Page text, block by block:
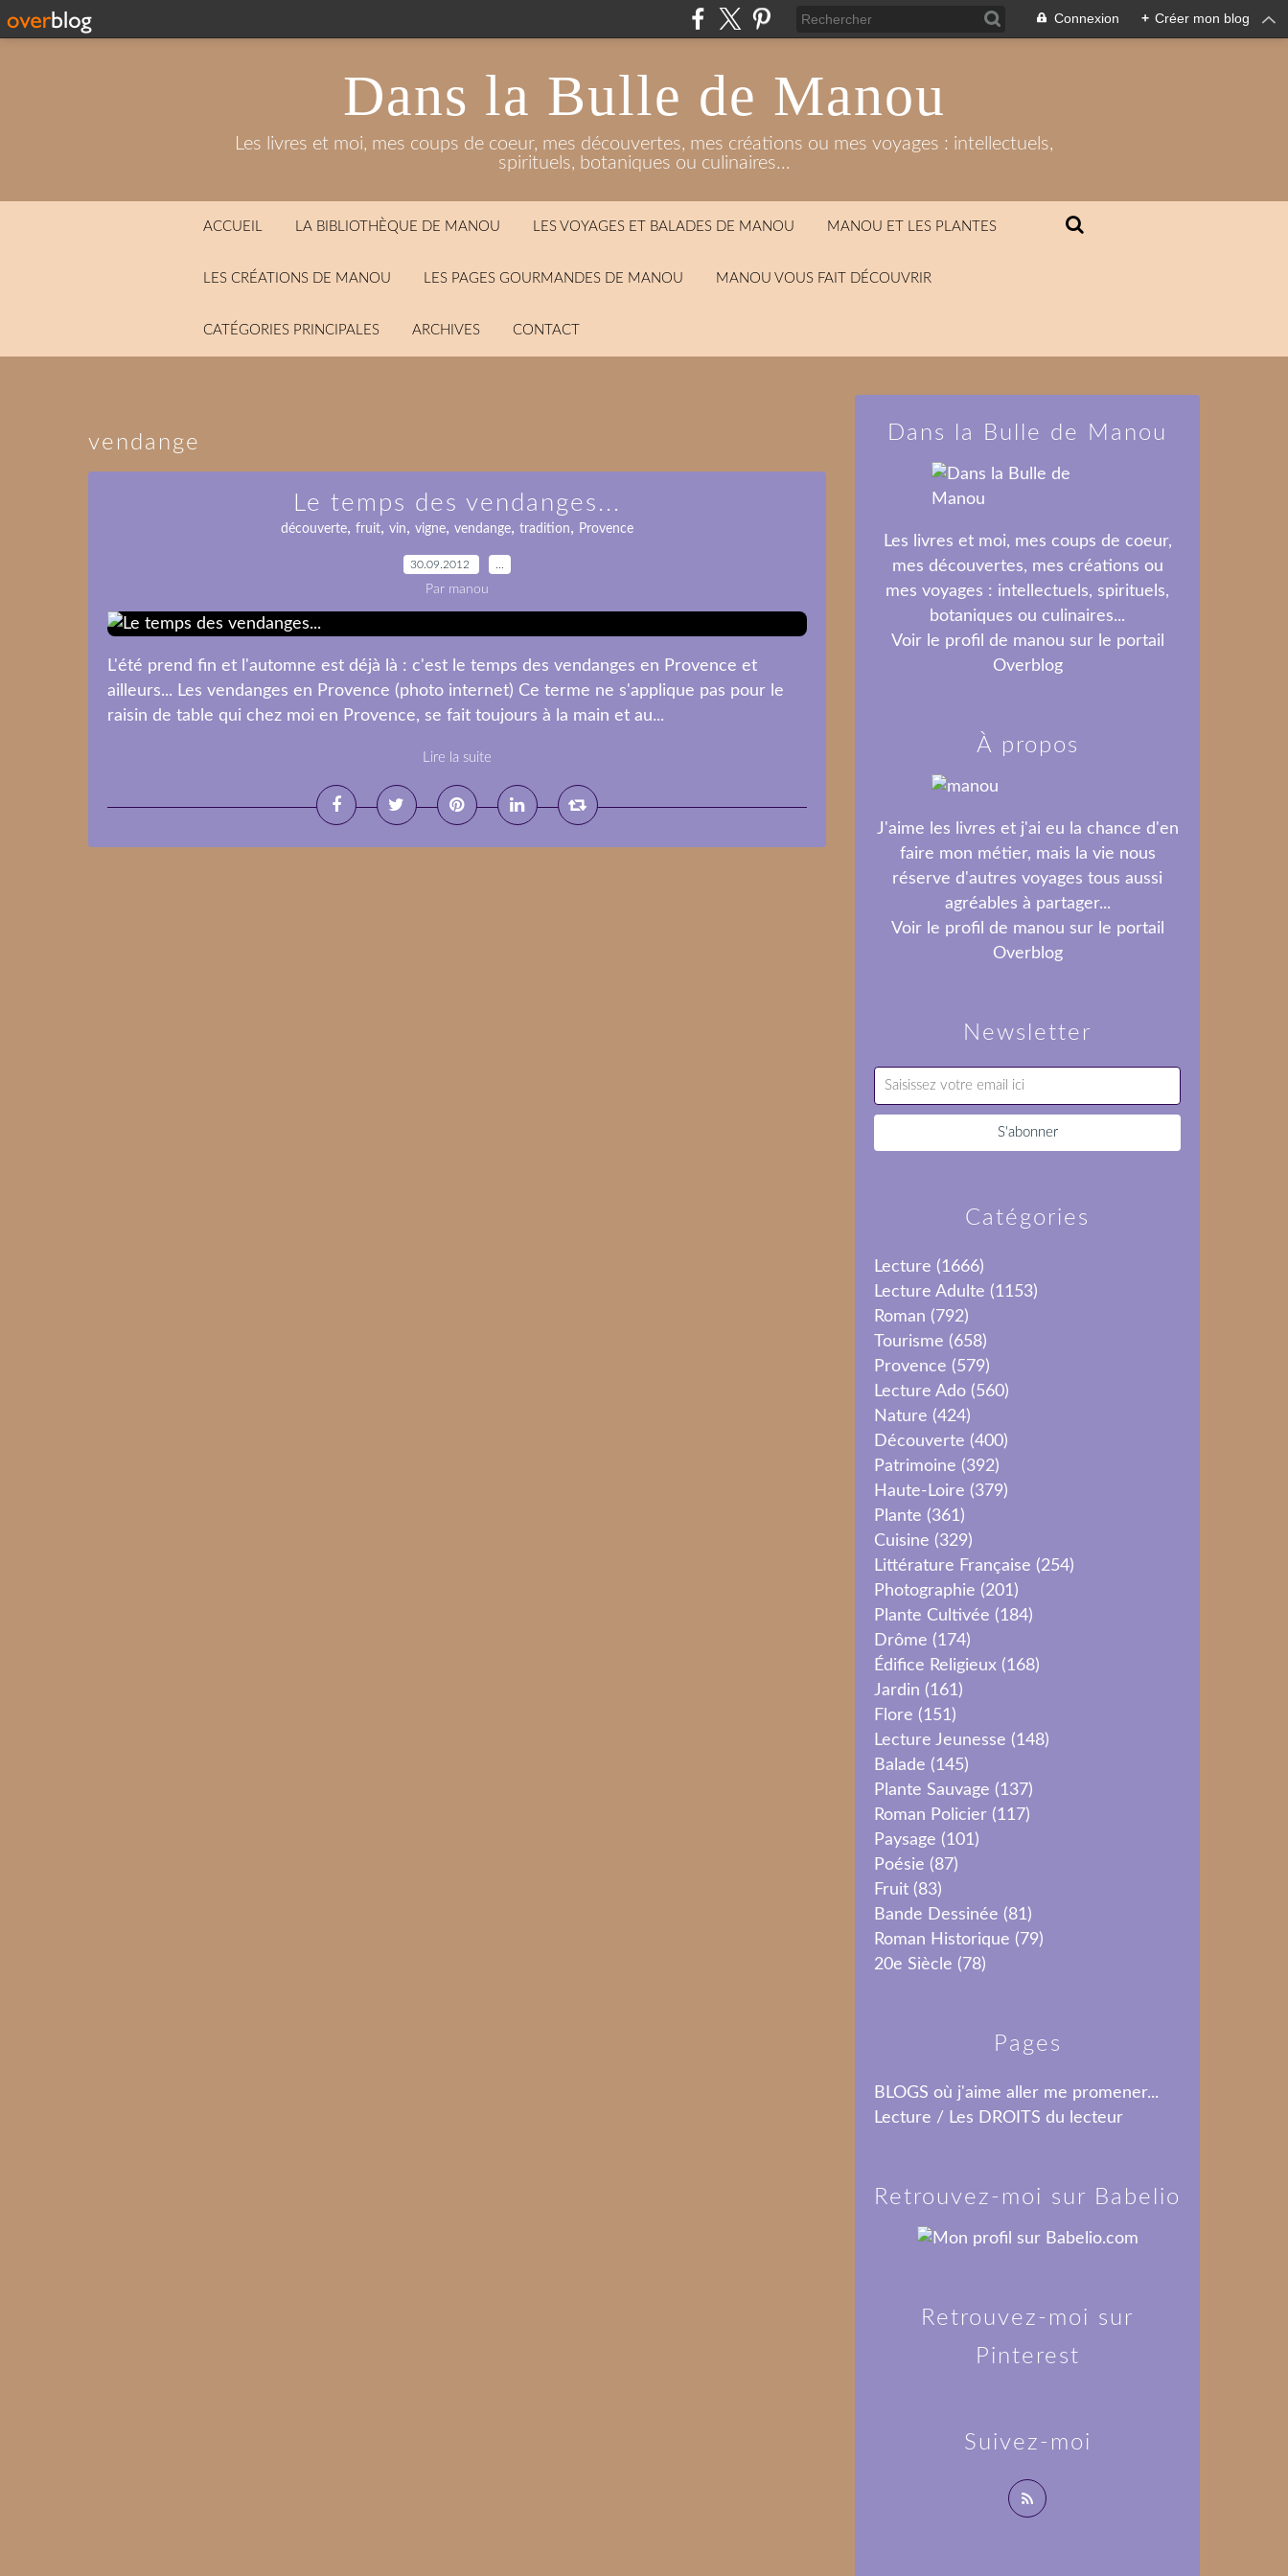
Connexion + Créer mon blog
Dans la Bulle de Manou
Les livres et moi, mes coups de coeur, mes découvertes, mes créations ou mes voyages : intellectuels,
spirituels, botaniques ou culinaires...
ACCUEIL LA BIBLIOTHÈQUE DE MANOU LES VOYAGES ET BALADES DE MANOU MANOU ET LES PLANTES
LES CRÉATIONS DE MANOU LES PAGES GOURMANDES DE MANOU MANOU VOUS FAIT DÉCOUVRIR
CATÉGORIES PRINCIPALES ARCHIVES CONTACT
vendange
Le temps des vendanges...
découverte, fruit, vin, vigne, vendange, tradition, Provence
30.09.2012
Par manou
L'été prend fin et l'automne est déjà là : c'est le temps des vendanges en Provence et
ailleurs... Les vendanges en Provence (photo internet) Ce terme ne s'applique pas pour le
raisin de table qui chez moi en Provence, se fait toujours à la main et au...
Lire la suite
Newsletter
Catégories
Lecture (1666)
Lecture Adulte (1153)
Roman (792)
Tourisme (658)
Provence (579)
Lecture Ado (560)
Nature (424)
Découverte (400)
Patrimoine (392)
Haute-Loire (379)
Plante (361)
Cuisine (329)
Littérature Française (254)
Photographie (201)
Plante Cultivée (184)
Drôme (174)
Édifice Religieux (168)
Jardin (161)
Flore (151)
Lecture Jeunesse (148)
Balade (145)
Plante Sauvage (137)
Roman Policier (117)
Paysage (101)
Poésie (87)
Fruit (83)
Bande Dessinée (81)
Roman Historique (79)
20e Siècle (78)
Pages
BLOGS où j'aime aller me promener...
Lecture / Les DROITS du lecteur
Dans la Bulle de Manou
Les livres et moi, mes coups de coeur,
mes découvertes, mes créations ou
mes voyages : intellectuels, spirituels,
botaniques ou culinaires...
Voir le profil de manou sur le portail
Overblog
Suivez-moi
À propos
J'aime les livres et j'ai eu la chance d'en
faire mon métier, mais la vie nous
réserve d'autres voyages tous aussi
agréables à partager...
Voir le profil de manou sur le portail
Overblog
Retrouvez-moi sur Babelio
Retrouvez-moi sur
Pinterest